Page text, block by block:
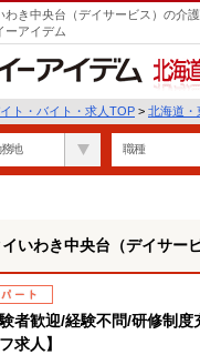
わき中央台（デイサービス）の介
ーアイデム
北海道
ト・バイト・求人TOP > 北海道・
地 職種
いわき中央台（デイサービ
者歓迎/経験不問/研修制
求人】